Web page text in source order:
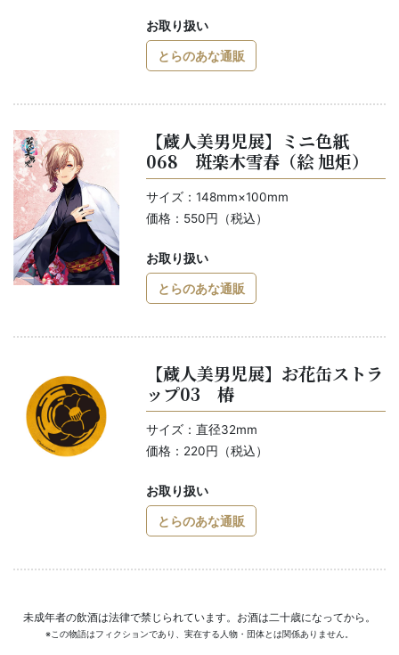
お取り扱い
とらのあな通販
【蔵人美男児展】ミニ色紙
068 斑楽木雪春（絵 旭炬）
サイズ：148mm×100mm
価格：550円（税込）
お取り扱い
とらのあな通販
【蔵人美男児展】お花缶ストラ
ップ03 椿
サイズ：直径32mm
価格：220円（税込）
お取り扱い
とらのあな通販
未成年者の飲酒は法律で禁じられています。お酒は二十歳になってから。
※この物語はフィクションであり、実在する人物・団体とは関係ありません。